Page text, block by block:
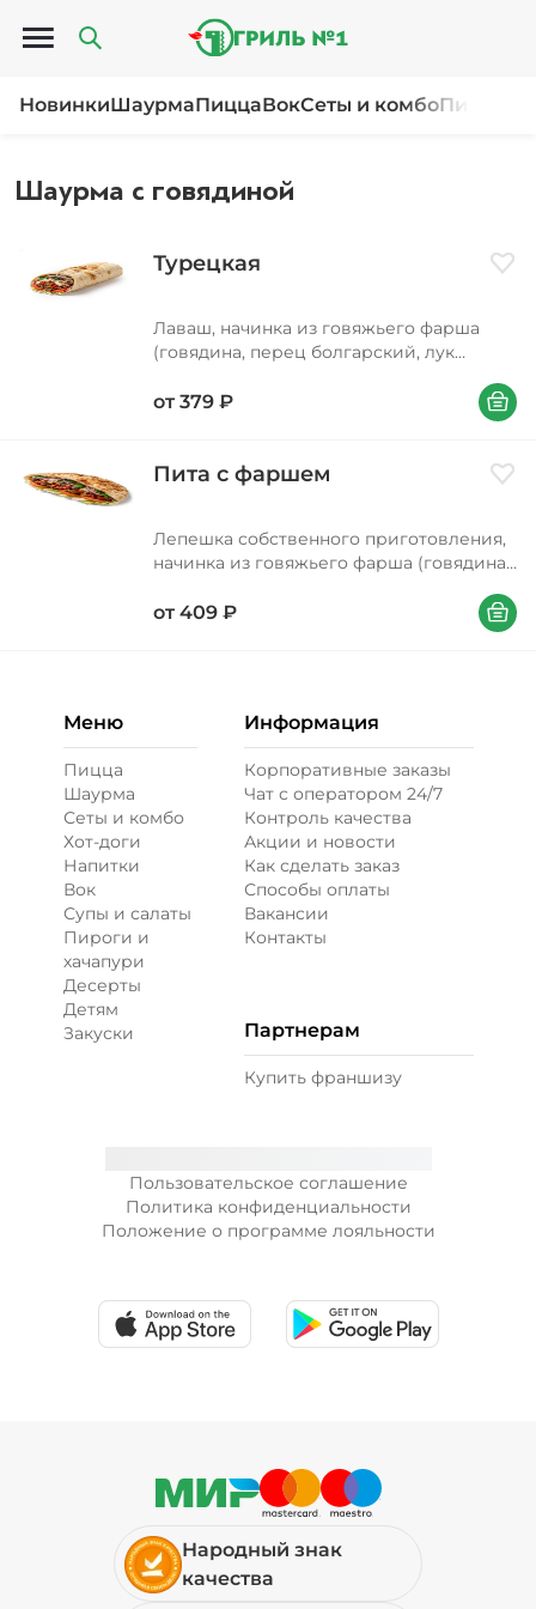
Открыть меню
НовинкиШаурмаПиццаВокСеты и комбоПироги
Шаурма с говядиной
Турецкая
Лаваш, начинка из говяжьего фарша
(говядина, перец болгарский, лук
чесночный, шампиньоны жареные,
томаты свежие, капуста, лук красный,
от 379 ₽ В
Пита с фаршем
Лепешка собственного приготовления,
начинка из говяжьего фарша (говядина,
томатный), соус чесночный, салат
айсберг, томаты свежие, соус перечный,
от 409 ₽ В
Пользовательское соглашение
Политика конфиденциальности
Положение о программе лояльности
Меню
Пицца
Шаурма
Сеты и комбо
Хот-доги
Напитки
Вок
Супы и салаты
Пироги и
хачапури
Десерты
Детям
Закуски
Информация
Корпоративные заказы
Чат с оператором 24/7
Контроль качества
Акции и новости
Как сделать заказ
Способы оплаты
Вакансии
Контакты
Партнерам
Купить франшизу
Народный знак
качества